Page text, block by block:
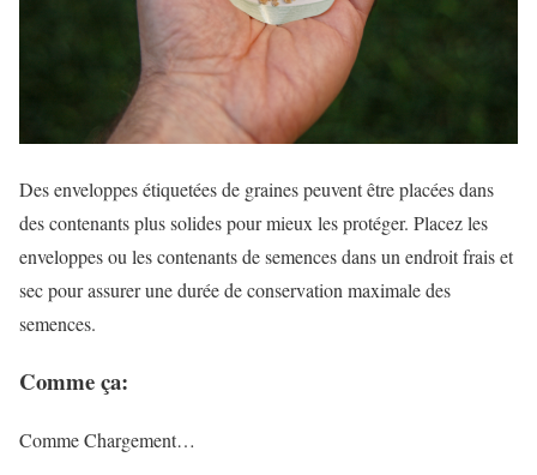
Des enveloppes étiquetées de graines peuvent être placées dans
des contenants plus solides pour mieux les protéger. Placez les
enveloppes ou les contenants de semences dans un endroit frais et
sec pour assurer une durée de conservation maximale des
semences.
Comme ça:
CommeChargement…